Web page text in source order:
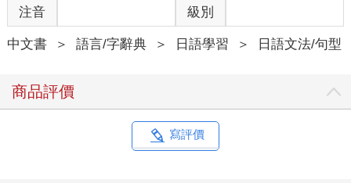
注音 級別
中文書 ＞ 語言/字辭典 ＞ 日語學習 ＞ 日語文法/句型
商品評價
寫評價